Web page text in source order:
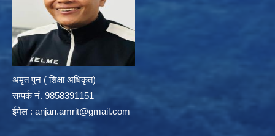
अमृत पुन ( शिक्षा अधिकृत)
सम्पर्क न‌ं. 9858391151
ईमेल : anjan.amrit@gmail.com